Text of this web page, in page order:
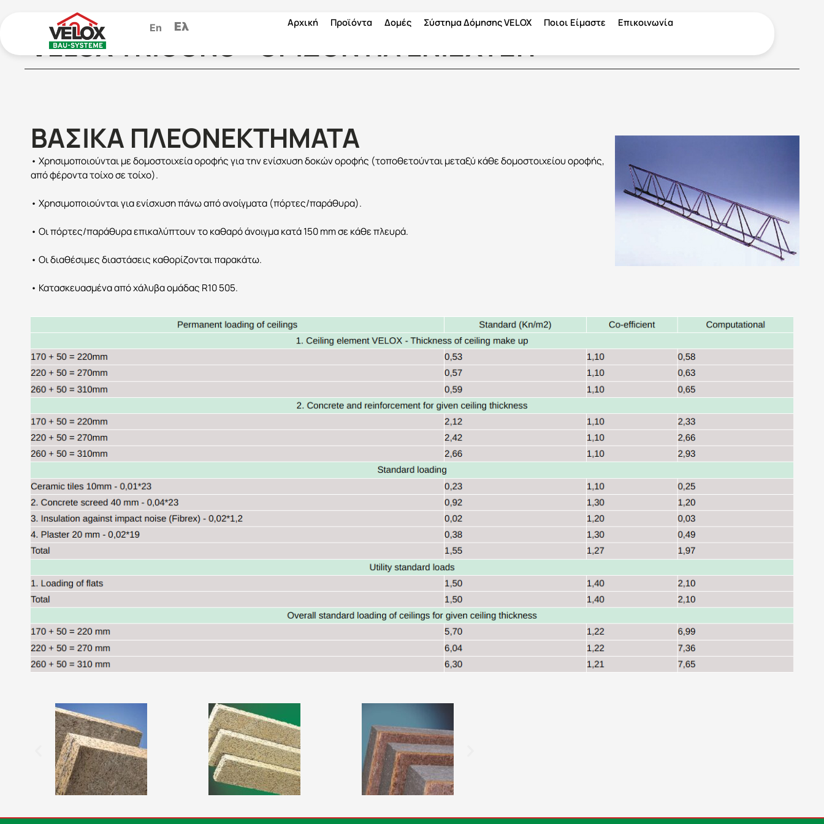
En Ελ Αρχική Προϊόντα Δομές Σύστημα Δόμησης VELOX Ποιοι Είμαστε Επικοινωνία
VELOX TRIGONS - ΟΡΙΖΌΝΤΙΑ ΕΝΊΣΧΥΣΗ
ΒΑΣΙΚΆ ΠΛΕΟΝΕΚΤΉΜΑΤΑ
• Χρησιμοποιούνται με δομοστοιχεία οροφής για την ενίσχυση δοκών οροφής (τοποθετούνται μεταξύ κάθε δομοστοιχείου οροφής,
από φέροντα τοίχο σε τοίχο).
• Χρησιμοποιούνται για ενίσχυση πάνω από ανοίγματα (πόρτες/παράθυρα).
• Οι πόρτες/παράθυρα επικαλύπτουν το καθαρό άνοιγμα κατά 150 mm σε κάθε πλευρά.
• Οι διαθέσιμες διαστάσεις καθορίζονται παρακάτω.
• Κατασκευασμένα από χάλυβα ομάδας R10 505.